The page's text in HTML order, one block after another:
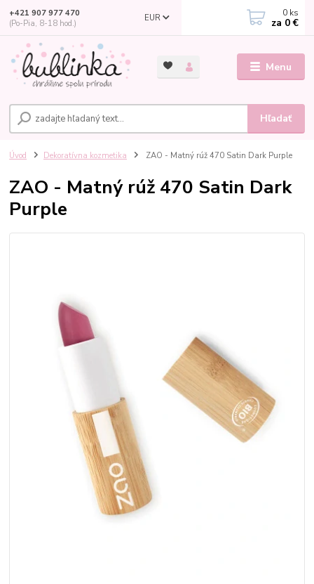
Menu
EUR
Hľadať
+421 907 977 470
(Po-Pia, 8-18 hod.)
0 ks
za 0 €
Úvod Dekoratívna kozmetika ZAO - Matný rúž 470 Satin Dark Purple
ZAO - Matný rúž 470 Satin Dark
Purple